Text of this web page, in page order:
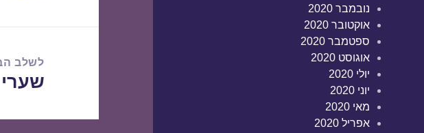
נובמבר 2020
אוקטובר 2020
ספטמבר 2020
אוגוסט 2020
יולי 2020
יוני 2020
מאי 2020
אפריל 2020
לשלב
הפוסט
שערי